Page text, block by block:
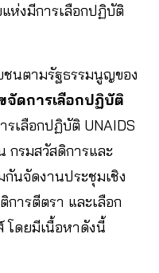
ห่งมีการเลือกปฏิบัติ
นตามรัฐธรรมนูญของ
จัดการเลือกปฏิบัติ
เลือกปฏิบัติ UNAIDS
กรมสวัสดิการและ
กันจัดงานประชุมเชิง
ารตีตรา และเลือก
โดยมีเนื้อหาดังนี้